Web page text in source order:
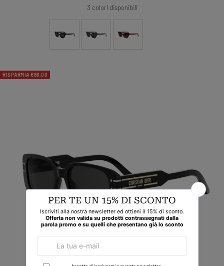
di
regolare
3 colori disponibili
RISPARMIA €88,00